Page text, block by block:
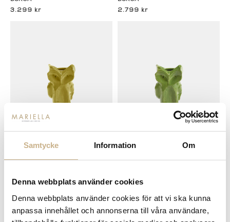
Samtycke Information Om
Denna webbplats använder cookies
Denna webbplats använder cookies för att vi ska kunna
anpassa innehållet och annonserna till våra användare,
3.299 kr 2.799 kr
Fler varianter I lager
Serax
Fler varianter I lager
Serax